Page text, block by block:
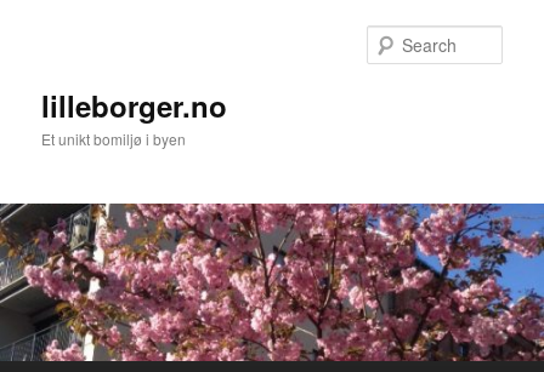
lilleborger.no
Et unikt bomiljø i byen